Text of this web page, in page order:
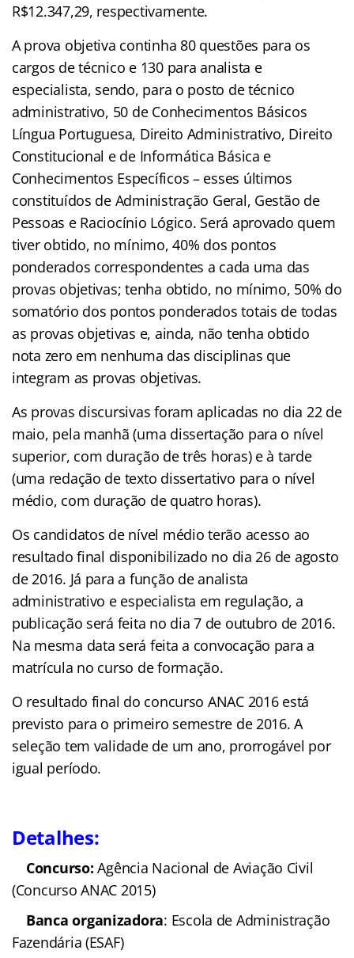
R$12.347,29, respectivamente.
A prova objetiva continha 80 questões para os
cargos de técnico e 130 para analista e
especialista, sendo, para o posto de técnico
administrativo, 50 de Conhecimentos Básicos
Língua Portuguesa, Direito Administrativo, Direito
Constitucional e de Informática Básica e
Conhecimentos Específicos – esses últimos
constituídos de Administração Geral, Gestão de
Pessoas e Raciocínio Lógico. Será aprovado quem
tiver obtido, no mínimo, 40% dos pontos
ponderados correspondentes a cada uma das
provas objetivas; tenha obtido, no mínimo, 50% do
somatório dos pontos ponderados totais de todas
as provas objetivas e, ainda, não tenha obtido
nota zero em nenhuma das disciplinas que
integram as provas objetivas.
As provas discursivas foram aplicadas no dia 22 de
maio, pela manhã (uma dissertação para o nível
superior, com duração de três horas) e à tarde
(uma redação de texto dissertativo para o nível
médio, com duração de quatro horas).
Os candidatos de nível médio terão acesso ao
resultado final disponibilizado no dia 26 de agosto
de 2016. Já para a função de analista
administrativo e especialista em regulação, a
publicação será feita no dia 7 de outubro de 2016.
Na mesma data será feita a convocação para a
matrícula no curso de formação.
O resultado final do concurso ANAC 2016 está
previsto para o primeiro semestre de 2016. A
seleção tem validade de um ano, prorrogável por
igual período.
Detalhes:
Concurso:Agência Nacional de Aviação Civil
(Concurso ANAC 2015)
Banca organizadora: Escola de Administração
Fazendária (ESAF)